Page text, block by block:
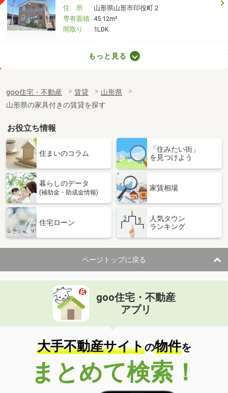
住 所
山形県山形市印役町２
専有面積 45.12m²
間取り
1LDK
山形県寒河江市大字日田
専有面積
56.89m²
間取り
2LDK
山形県山形市西田４丁目
価 格
4.50万円
山形県山形市西田４丁目
専有面積 23.61m²
間取り
山形県山形市東青田３丁目
住 所
山形県山形市東青田３丁目
専有面積 55m²
間取り
3DK
山形県山形市南四番町
価 格
住 所
山形県山形市南四番町
専有面積 34m²
間取り
1LDK
山形県山形市山家町２丁目
価 格
6万円
もっと見る
goo住宅・不動産 賃貸
山形県
山形県の家具付きの賃貸を探す
お役立ち情報
住まいのコラム
「住みたい街」
を見つけよう
暮らしのデータ
(補助金・助成金情報)
家賃相場
住宅ローン
人気タウン
ランキング
ページトップに戻る
goo住宅・不動産
アプリ
大手不動産サイトの物件を
まとめて検索！